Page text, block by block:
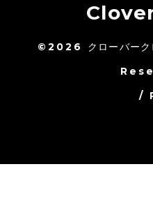
©2026 クローバー
/